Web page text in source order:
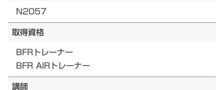
N2057
取得資格
BFRトレーナー
BFR AIRトレーナー
講師